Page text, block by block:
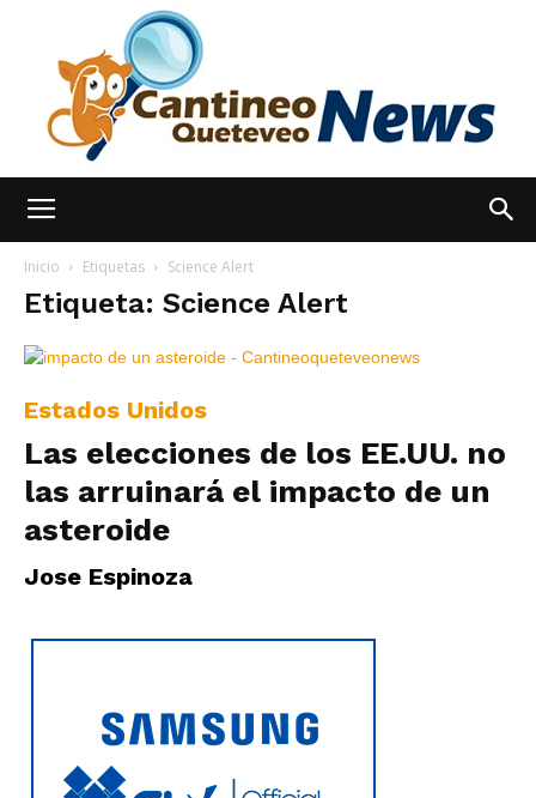
hoy
Inicio Etiquetas Science Alert
Etiqueta: Science Alert
Estados Unidos
Las elecciones de los EE.UU. no
las arruinará el impacto de un
asteroide
Jose Espinoza